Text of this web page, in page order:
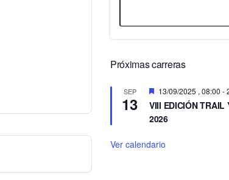
Próximas carreras
SEP
13
Destacado
13/09/2025 , 08:00 -
VIII EDICIÓN TRAIL
2026
Ver calendario